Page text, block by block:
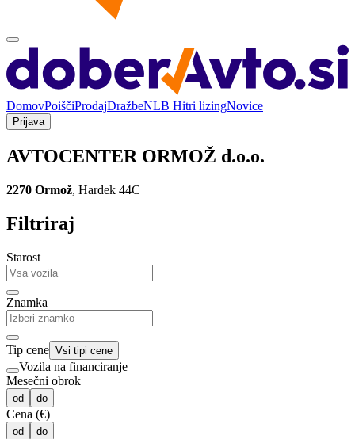
DomovPoiščiProdajDražbeNLB Hitri lizingNovice
Prijava
AVTOCENTER ORMOŽ d.o.o.
2270 Ormož, Hardek 44C
Filtriraj
Starost
Znamka
Tip cene Vsi tipi cene
Vozila na financiranje
Mesečni obrok
od do
Cena (€)
od do